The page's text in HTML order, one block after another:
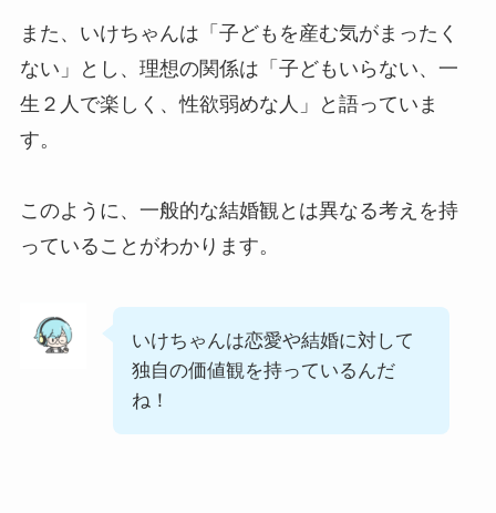
また、いけちゃんは「子どもを産む気がまったく
ない」とし、理想の関係は「子どもいらない、一
生２人で楽しく、性欲弱めな人」と語っていま
す。
このように、一般的な結婚観とは異なる考えを持
っていることがわかります。
いけちゃんは恋愛や結婚に対して
独自の価値観を持っているんだ
ね！